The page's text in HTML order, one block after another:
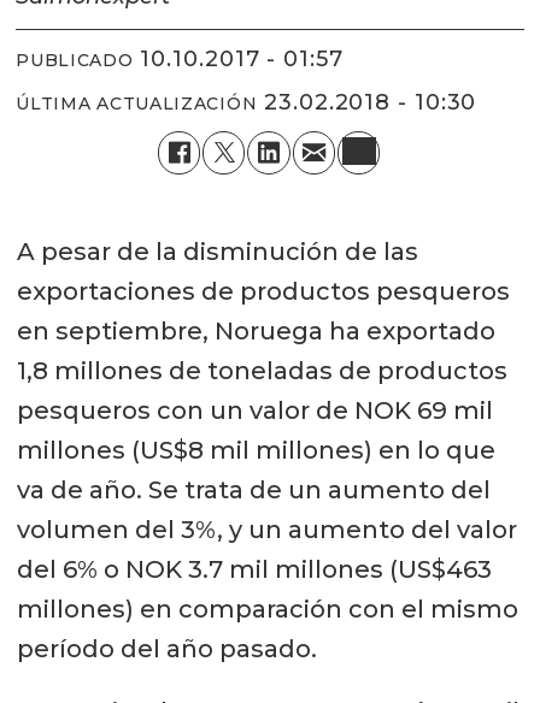
PUBLICADO 10.10.2017 - 01:57
ÚLTIMA ACTUALIZACIÓN 23.02.2018 - 10:30
A pesar de la disminución de las
exportaciones de productos pesqueros
en septiembre, Noruega ha exportado
1,8 millones de toneladas de productos
pesqueros con un valor de NOK 69 mil
millones (US$8 mil millones) en lo que
va de año. Se trata de un aumento del
volumen del 3%, y un aumento del valor
del 6% o NOK 3.7 mil millones (US$463
millones) en comparación con el mismo
período del año pasado.